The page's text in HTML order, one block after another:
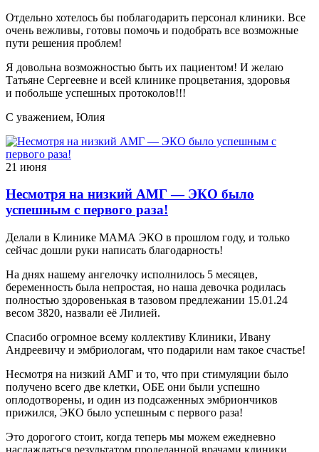
Отдельно хотелось бы поблагодарить персонал клиники. Все
очень вежливы, готовы помочь и подобрать все возможные
пути решения проблем!
Я довольна возможностью быть их пациентом! И желаю
Татьяне Сергеевне и всей клинике процветания, здоровья
и побольше успешных протоколов!!!
С уважением, Юлия
21 июня
Несмотря на низкий АМГ — ЭКО было
успешным с первого раза!
Делали в Клинике МАМА ЭКО в прошлом году, и только
сейчас дошли руки написать благодарность!
На днях нашему ангелочку исполнилось 5 месяцев,
беременность была непростая, но наша девочка родилась
полностью здоровенькая в тазовом предлежании 15.01.24
весом 3820, назвали её Лилией.
Спасибо огромное всему коллективу Клиники, Ивану
Андреевичу и эмбриологам, что подарили нам такое счастье!
Несмотря на низкий АМГ и то, что при стимуляции было
получено всего две клетки, ОБЕ они были успешно
оплодотворены, и один из подсаженных эмбриончиков
прижился, ЭКО было успешным с первого раза!
Это дорогого стоит, когда теперь мы можем ежедневно
наслаждаться результатом проделанной врачами клиники